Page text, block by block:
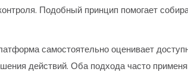
Подобный принцип помогает
самостоятельно оценивает
действий. Оба подхода часто